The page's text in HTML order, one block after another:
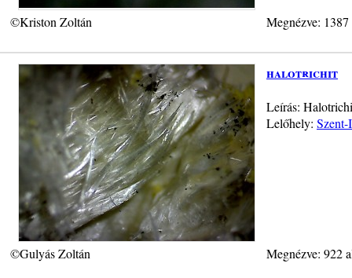
©Kriston Zoltán Megnézve:
halotrichit
Leírás:
Lelőhely:
©Gulyás Zoltán Megnézve: 922